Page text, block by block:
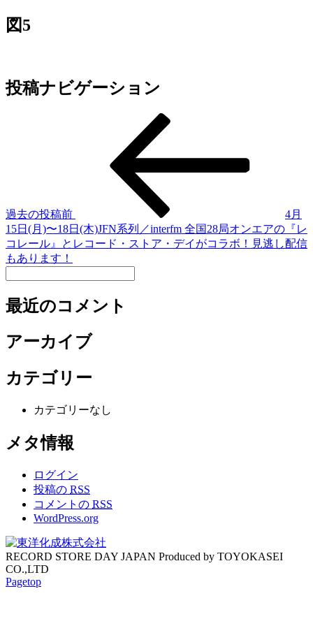
図5
投稿ナビゲーション
過去の投稿前
4月
15日(月)〜18日(木)JFN系列／interfm 全国28局オンエアの『レ
コレール』とレコード・ストア・デイがコラボ！見逃し配信
もあります！
最近のコメント
アーカイブ
カテゴリー
カテゴリーなし
メタ情報
ログイン
投稿の RSS
コメントの RSS
WordPress.org
RECORD STORE DAY JAPAN Produced by TOYOKASEI
CO.,LTD
Pagetop